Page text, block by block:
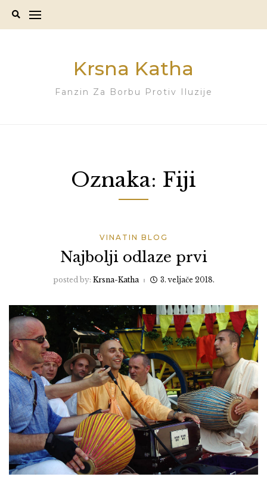
Krsna Katha
Fanzin Za Borbu Protiv Iluzije
Oznaka: Fiji
VINATIN BLOG
Najbolji odlaze prvi
posted by: Krsna-Katha 3. veljače 2018.